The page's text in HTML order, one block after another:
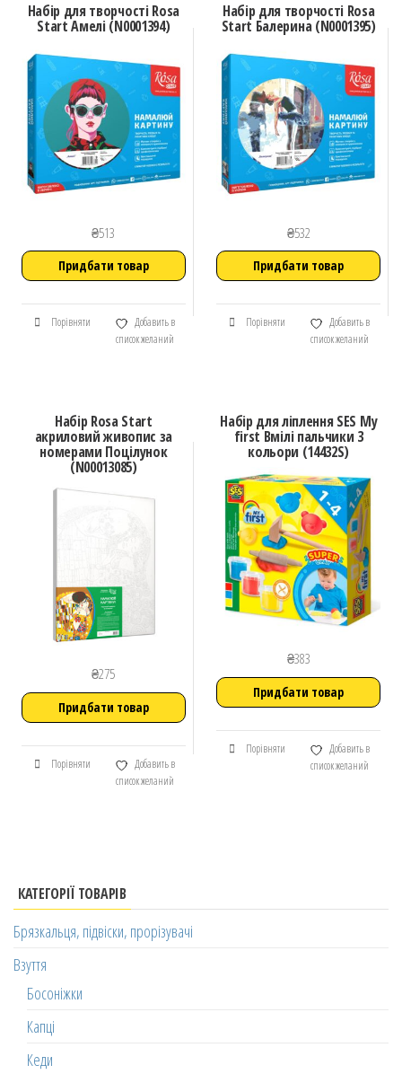
Набір для творчості Rosa
Start Амелі (N0001394)
₴513
Придбати товар
Порівняти
Добавить в
список желаний
Набір для творчості Rosa
Start Балерина (N0001395)
₴532
Придбати товар
Порівняти
Добавить в
список желаний
Набір Rosa Start
акриловий живопис за
номерами Поцілунок
(N00013085)
₴275
Придбати товар
Порівняти
Добавить в
список желаний
Набір для ліплення SES My
first Вмілі пальчики 3
кольори (14432S)
₴383
Придбати товар
Порівняти
Добавить в
список желаний
КАТЕГОРІЇ ТОВАРІВ
Брязкальця, підвіски, прорізувачі
Взуття
Босоніжки
Капці
Кеди